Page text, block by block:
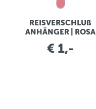
REISVERSCHLUß
ANHÄNGER | ROSA
€ 1,-